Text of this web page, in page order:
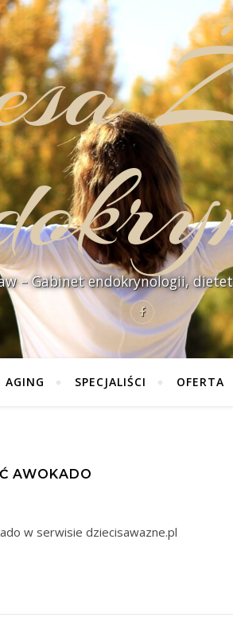
– Gabinet endokrynologii,
SPECJALIŚCI OFERTA
AWOKADO
w serwisie dziecisawazne.pl